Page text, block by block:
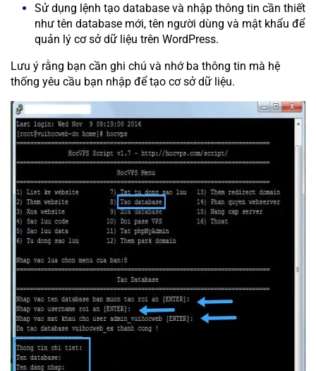
Sử dụng lệnh tạo database và nhập thông tin cần thiết
như tên database mới, tên người dùng và mật khẩu để
quản lý cơ sở dữ liệu trên WordPress.
Lưu ý rằng bạn cần ghi chú và nhớ ba thông tin mà hệ
thống yêu cầu bạn nhập để tạo cơ sở dữ liệu.